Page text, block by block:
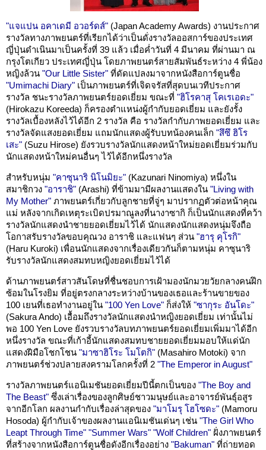
"แจแปน อคาเดมี อวอร์ดส์" (Japan Academy Awards) งานประกาศ
รางวัลทางภาพยนตร์ที่เรียกได้ว่าเป็นดั่งรางวัลออสการ์ของประเทศ
ญี่ปุ่นดำเนินมาเป็นครั้งที่ 39 แล้ว เมื่อค่ำวันที่ 4 มีนาคม ที่ผ่านมา ณ
กรุงโตเกียว ประเทศญี่ปุ่น โดยภาพยนตร์สายสัมพันธ์ระหว่าง 4 พี่น้อง
หญิงล้วน "Our Little Sister" ที่ดัดแปลงมาจากหนังสือการ์ตูนชื่อ
"Umimachi Diary" เป็นภาพยนตร์ที่เจิดจรัสที่สุดบนเวทีประกาศ
รางวัล ชนะรางวัลภาพยนตร์ยอดเยี่ยม ขณะที่ "ฮิโรคาสุ โคเรเอดะ"
(Hirokazu Koreeda) ก็ครองตำแหน่งผู้กำกับยอดเยี่ยม และยังรั้ง
รางวัลเบื้องหลังไว้ได้อีก 2 รางวัล คือ รางวัลกำกับภาพยอดเยี่ยม และ
รางวัลจัดแสงยอดเยี่ยม แถมนักแสดงผู้รับบทน้องคนเล็ก "สึซึ ฮิโร
เสะ" (Suzu Hirose) ยังรวบรางวัลนักแสดงหน้าใหม่ยอดเยี่ยมร่วมกับ
นักแสดงหน้าใหม่คนอื่นๆ ไว้ได้อีกหนึ่งรางวัล
สำหรับหนุ่ม "คาซุนาริ นิโนมิยะ" (Kazunari Ninomiya) หนึ่งใน
สมาชิกวง "อาราชิ" (Arashi) ที่ข้ามมามีผลงานแสดงใน "Living with
My Mother" ภาพยนตร์เกี่ยวกับลูกชายที่จู่ๆ มาปรากฏตัวต่อหน้าคุณ
แม่ หลังจากเกิดเหตุระเบิดปรมาณูลงที่นางาซากิ ก็เป็นนักแสดงที่คว้า
รางวัลนักแสดงนำชายยอดเยี่ยมไว้ได้ นักแสดงนักแสดงหนุ่มจึงถือ
โอกาสรับรางวัลขอบคุณวง อาราชิ และแฟนๆ ส่วน "ฮารุ คุโรกิ"
(Haru Kuroki) เพื่อนนักแสดงจากเรื่องเดียวกันก็ตามหนุ่ม คาซุนาริ
รับรางวัลนักแสดงสมทบหญิงยอดเยี่ยมไว้ได้
ด้านภาพยนตร์สาวสันโดษที่ชื่นชอบการเฝ้ามองนักมวยวัยกลางคนฝึก
ซ้อมในโรงยิม ที่อยู่ตรงกลางระหว่างบ้านของเธอและร้านขายของ
100 เยนที่เธอทำงานอยู่ใน "100 Yen Love" ก็ส่งให้ "ซากุระ อันโดะ"
(Sakura Ando) เอื้อมถึงรางวัลนักแสดงนำหญิงยอดเยี่ยม เท่านั้นไม่
พอ 100 Yen Love ยังรวบรางวัลบทภาพยนตร์ยอดเยี่ยมเพิ่มมาได้อีก
หนึ่งรางวัล ขณะที่เก้าอี้นักแสดงสมทบชายยอดเยี่ยมมอบให้แด่นัก
แสดงฝีมือโชกโชน "มาซาฮิโระ โมโตกิ" (Masahiro Motoki) จาก
ภาพยนตร์ช่วงปลายสงครามโลกครั้งที่ 2 "The Emperor in August"
รางวัลภาพยนตร์แอนิเมชันยอดเยี่ยมปีนี้ตกเป็นของ "The Boy and
The Beast" ซึ่งเล่าเรื่องของลูกศิษย์ชาวมนุษย์และอาจารย์พันธุ์อสูร
จากอีกโลก ผลงานกำกับเรื่องล่าสุดของ "มาโมรุ โฮโซดะ" (Mamoru
Hosoda) ผู้กำกับเจ้าของผลงานแอนิเมชันเด่นๆ เช่น "The Girl Who
Leapt Through Time" "Summer Wars" "Wolf Children" ฝั่งภาพยนตร์
ที่สร้างจากหนังสือการ์ตูนชื่อดังอีกเรื่องอย่าง "Bakuman" ที่ถ่ายทอด